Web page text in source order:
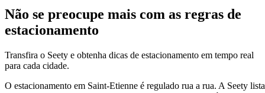
Não se preocupe mais com as regras de
estacionamento
Transfira o Seety e obtenha dicas de estacionamento em tempo real
para cada cidade.
O estacionamento em Saint-Etienne é regulado rua a rua. A Seety lista